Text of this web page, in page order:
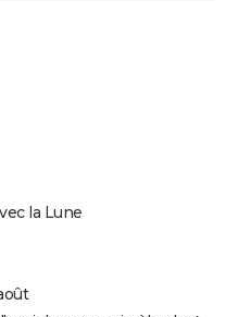
la Lune